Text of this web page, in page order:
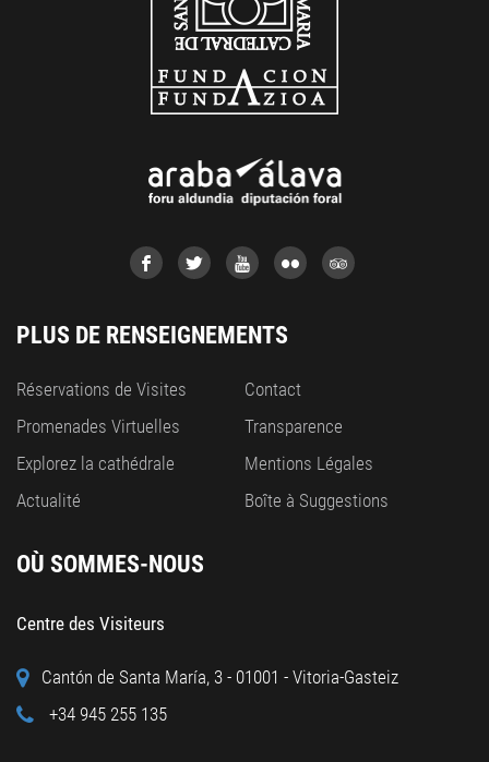
PLUS DE RENSEIGNEMENTS
Réservations de Visites
Promenades Virtuelles
Explorez la cathédrale
Actualité
Contact
Transparence
Mentions Légales
Boîte à Suggestions
OÙ SOMMES-NOUS
Centre des Visiteurs
Cantón de Santa María, 3 - 01001 - Vitoria-Gasteiz
+34 945 255 135